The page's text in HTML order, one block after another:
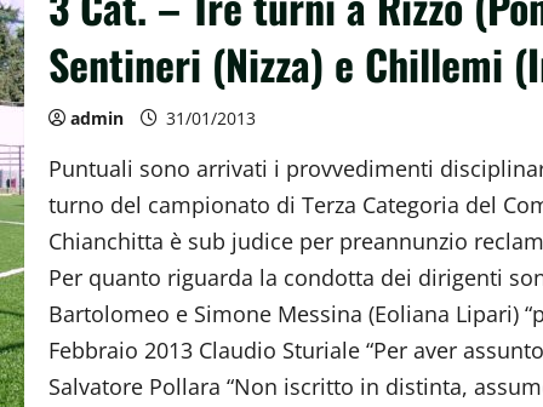
Sentineri (Nizza) e Chillemi
admin 31/01/2013
Puntuali sono arrivati i provvedimenti
turno del campionato di Terza Categoria del
Chianchitta è sub judice per preannunzio
Per quanto riguarda la condotta dei dirigenti
Bartolomeo e Simone Messina (Eoliana Lipari)
Febbraio 2013 Claudio Sturiale “Per aver
Salvatore Pollara “Non iscritto in distinta,